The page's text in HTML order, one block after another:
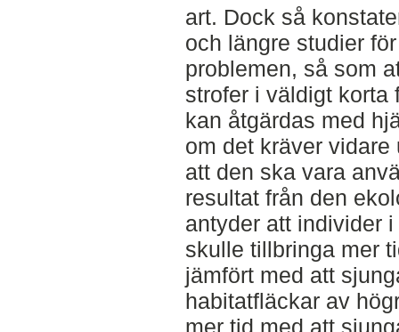
art. Dock så
och längre studier
problemen, så som
strofer i väldigt korta
kan åtgärdas med
om det kräver
att den ska vara
resultat från den
antyder att individer
skulle tillbringa mer
jämfört med att
habitatfläckar av
mer tid med att